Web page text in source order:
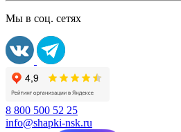
Мы в соц. сетях
8 800 500 52 25
info@shapki-nsk.ru